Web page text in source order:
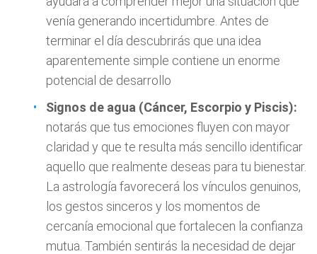
venía generando incertidumbre. Antes de
terminar el día descubrirás que una idea
aparentemente simple contiene un enorme
potencial de desarrollo
Signos de agua (Cáncer, Escorpio y Piscis):
notarás que tus emociones fluyen con mayor
claridad y que te resulta más sencillo identificar
aquello que realmente deseas para tu bienestar.
La astrología favorecerá los vínculos genuinos,
los gestos sinceros y los momentos de
cercanía emocional que fortalecen la confianza
mutua. También sentirás la necesidad de dejar